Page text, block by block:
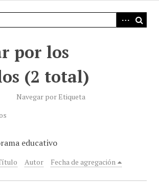
por los
(2 total)
Navegar por Etiqueta
educativo
Autor Fecha de agregación